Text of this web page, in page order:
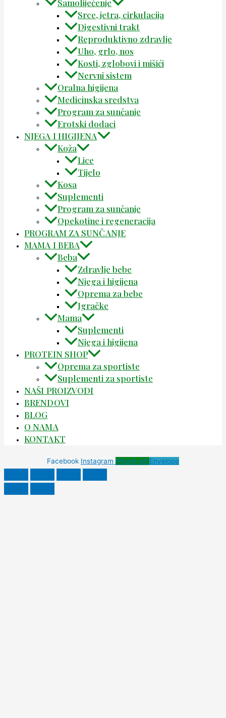
Samoliječenje
Srce, jetra, cirkulacija
Digestivni trakt
Reproduktivno zdravlje
Uho, grlo, nos
Kosti, zglobovi i mišići
Nervni sistem
Oralna higijena
Medicinska sredstva
Program za sunčanje
Erotski dodaci
NJEGA I HIGIJENA
Koža
Lice
Tijelo
Kosa
Suplementi
Program za sunčanje
Opekotine i regeneracija
PROGRAM ZA SUNČANJE
MAMA I BEBA
Beba
Zdravlje bebe
Njega i higijena
Oprema za bebe
Igračke
Mama
Suplementi
Njega i higijena
PROTEIN SHOP
Oprema za sportiste
Suplementi za sportiste
NAŠI PROIZVODI
BRENDOVI
BLOG
O NAMA
KONTAKT
Facebook Instagram Phone-alt Envelope